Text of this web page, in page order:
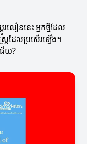
រលឿននេះ អ្នកថ្មីដែល
ត្រដែលប្រសើរឡើង។
ជ័យ?